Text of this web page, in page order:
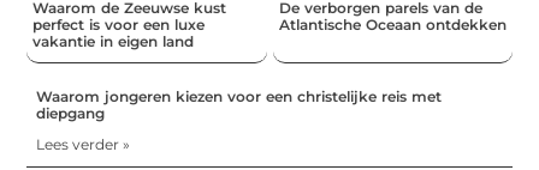
Waarom de Zeeuwse kust
perfect is voor een luxe
vakantie in eigen land
De verborgen parels van de
Atlantische Oceaan ontdekken
Waarom jongeren kiezen voor een christelijke reis met
diepgang
Lees verder »